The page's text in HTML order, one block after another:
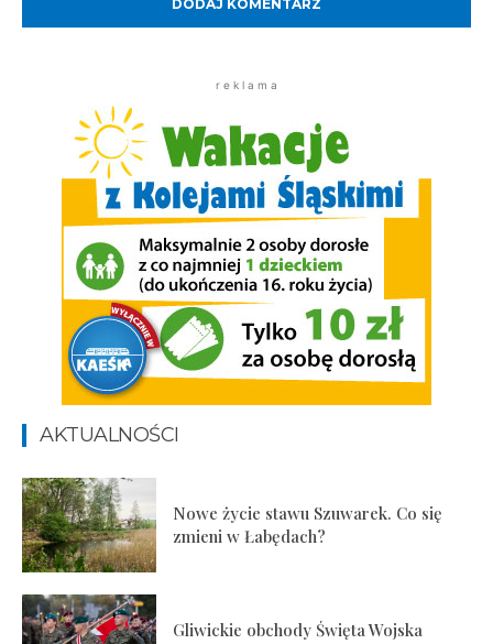
r e k l a m a
AKTUALNOŚCI
Nowe życie stawu Szuwarek. Co się
zmieni w Łabędach?
Gliwickie obchody Święta Wojska